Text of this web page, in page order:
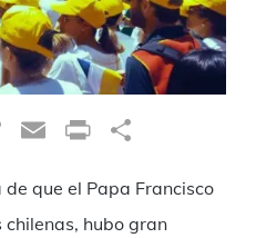
CopyEmailPrint
que el Papa Francisco
hubo gran